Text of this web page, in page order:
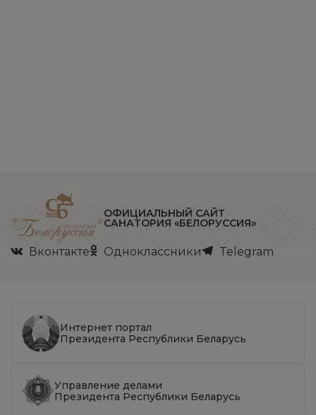
ОФИЦИАЛЬНЫЙ САЙТ
САНАТОРИЯ «БЕЛОРУССИЯ»
Вконтакте Одноклассники Telegram
Интернет портал
Президента Республики Беларусь
Управление делами
Президента Республики Беларусь